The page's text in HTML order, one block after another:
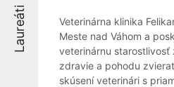
Laureáti
Veterinárna klinika
Meste nad Váhom a
veterinárnu starostlivosť
zdravie a pohodu
skúsení veterinári s